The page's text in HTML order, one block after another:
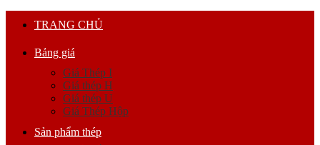
TRANG CHỦ
Bảng giá
Giá Thép I
Giá thép H
Giá thép U
Giá Thép Hộp
Sản phẩm thép